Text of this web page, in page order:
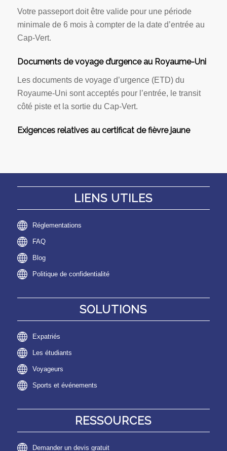
Votre passeport doit être valide pour une période
minimale de 6 mois à compter de la date d’entrée au
Cap-Vert.
Documents de voyage d’urgence au Royaume-Uni
Les documents de voyage d’urgence (ETD) du
Royaume-Uni sont acceptés pour l’entrée, le transit
côté piste et la sortie du Cap-Vert.
Exigences relatives au certificat de fièvre jaune
LIENS UTILES
Réglementations
FAQ
Blog
Politique de confidentialité
SOLUTIONS
Expatriés
Les étudiants
Voyageurs
Sports et événements
RESSOURCES
Demander un devis gratuit